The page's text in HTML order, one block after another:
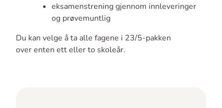
eksamenstrening gjennom innleveringer
og prøvemuntlig
Du kan velge å ta alle fagene i 23/5-pakken
over enten ett eller to skoleår.